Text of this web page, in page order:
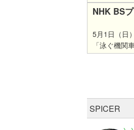
NHK BS
5月1日（日
「泳ぐ機関
SPICER